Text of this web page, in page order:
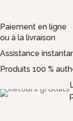
Paiement en ligne
ou à la livraison
Assistance
Produits 100 %